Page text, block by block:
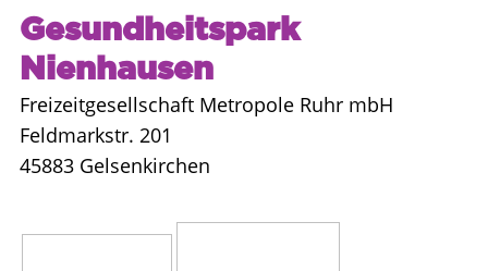
Gesundheitspark
Nienhausen
Freizeitgesellschaft Metropole Ruhr mbH
Feldmarkstr. 201
45883 Gelsenkirchen